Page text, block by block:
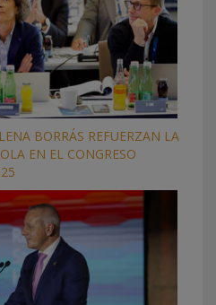
BORRÁS REFUERZAN LA
EN EL CONGRESO